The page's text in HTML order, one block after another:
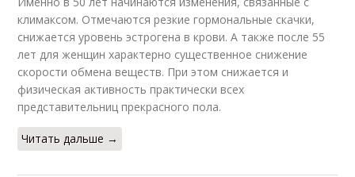
климаксом. Отмечаются резкие гормональные скачки,
снижается уровень эстрогена в крови. А также после 55
лет для женщин характерно существенное снижение
скорости обмена веществ. При этом снижается и
физическая активность практически всех
представительниц прекрасного пола.
Читать дальше →